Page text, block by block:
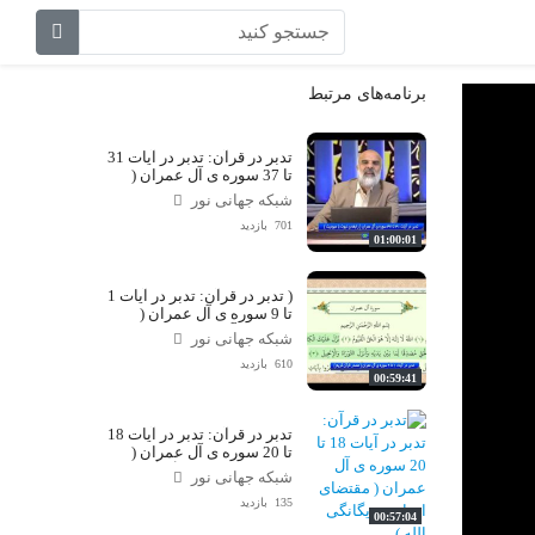
برنامه‌های مرتبط
01:00:01
تدبر در قرآن: تدبر در آیات 31
تا 37 سوره ی آل عمران (
رابطه ی نبوت با عبودیت )
شبکه جهانی نور
701 بازدید
00:59:41
( تدبر در قرآن: تدبر در آیات 1
تا 9 سوره ی آل عمران (
مصدر قرآن كريم
شبکه جهانی نور
610 بازدید
00:57:04
تدبر در قرآن: تدبر در آیات 18
تا 20 سوره ی آل عمران (
مقتضای ایمان به یگانگی الله
)
شبکه جهانی نور
135 بازدید